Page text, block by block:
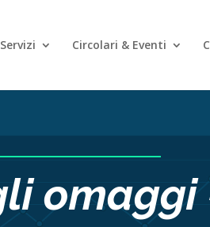
Servizi Circolari & Eventi
omaggi